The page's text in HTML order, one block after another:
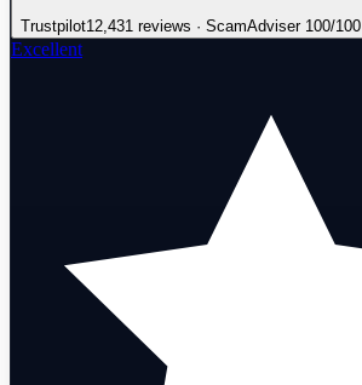
Trustpilot12,431 reviews · ScamAdviser 100/100
Excellent